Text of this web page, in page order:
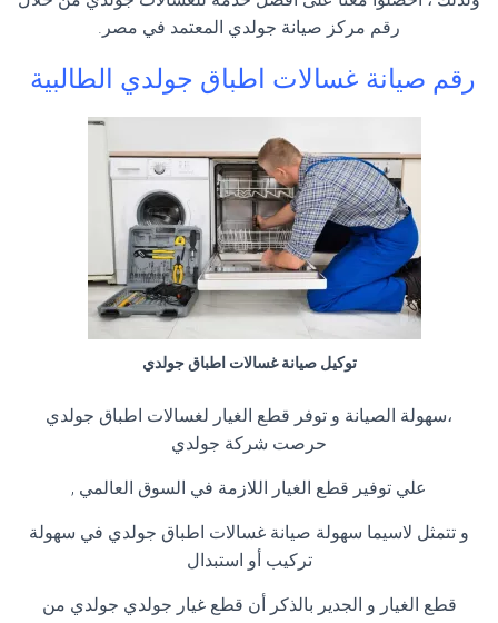
رقم مركز صيانة جولدي المعتمد في مصر.
رقم صيانة غسالات اطباق جولدي الطالبية
توكيل صيانة غسالات اطباق جولدي
،سهولة الصيانة و توفر قطع الغيار لغسالات اطباق جولدي
حرصت شركة جولدي
علي توفير قطع الغيار اللازمة في السوق العالمي ,
و تتمثل لاسيما سهولة صيانة غسالات اطباق جولدي في سهولة
تركيب أو استبدال
قطع الغيار و الجدير بالذكر أن قطع غيار جولدي جولدي من